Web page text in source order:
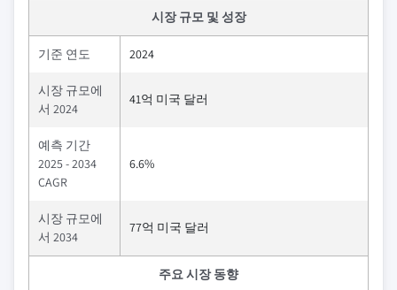
시장 규모 및 성장
기준 연도 2024
시장 규모에
서 2024
41억 미국 달러
예측 기간
2025 - 2034
CAGR
6.6%
시장 규모에
서 2034
77억 미국 달러
주요 시장 동향